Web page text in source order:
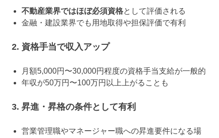
不動産業界ではほぼ必須資格として評価される
金融・建設業界でも用地取得や担保評価で有利
2. 資格手当で収入アップ
月額5,000円〜30,000円程度の資格手当支給が一般的
年収が50万円〜100万円以上上がることも
3. 昇進・昇格の条件として有利
営業管理職やマネージャー職への昇進要件になる場